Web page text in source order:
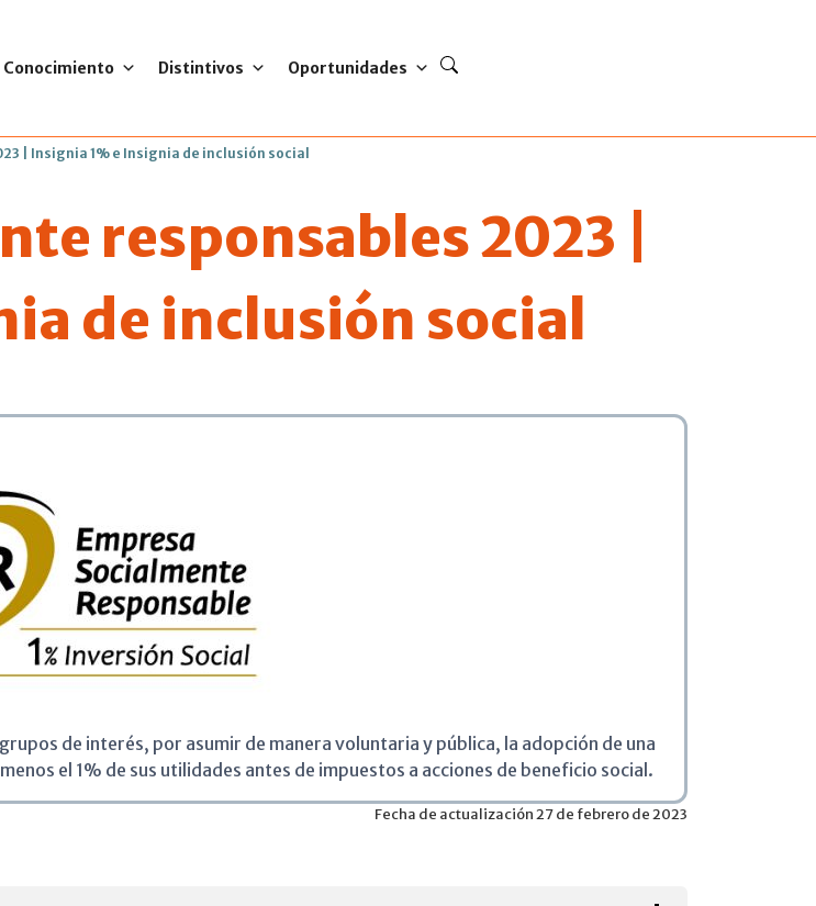
Conocimiento Distintivos Oportunidades
| Insignia 1% e Insignia de inclusión social
responsables 2023 |
de inclusión social
de interés, por asumir de manera voluntaria y pública, la adopción de una
el 1% de sus utilidades antes de impuestos a acciones de beneficio social.
Fecha de actualización 27 de febrero de 2023